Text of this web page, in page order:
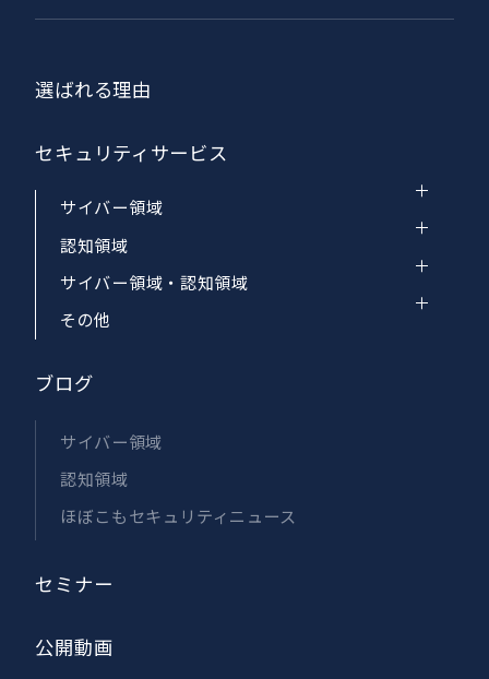
選ばれる理由
セキュリティサービス
サイバー領域
認知領域
サイバー領域・認知領域
その他
ブログ
サイバー領域
認知領域
ほぼこもセキュリティニュース
セミナー
公開動画